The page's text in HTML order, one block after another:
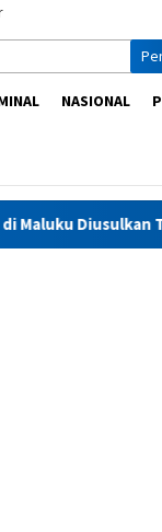
NASIONAL
Terima Remisi